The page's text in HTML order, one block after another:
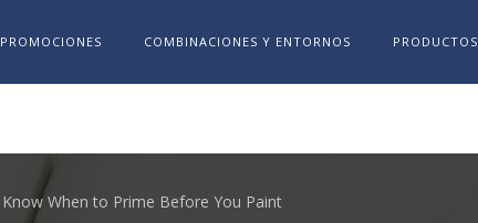
PROMOCIONES COMBINACIONES Y ENTORNOS PRODUCTOS
Know When to Prime Before You Paint